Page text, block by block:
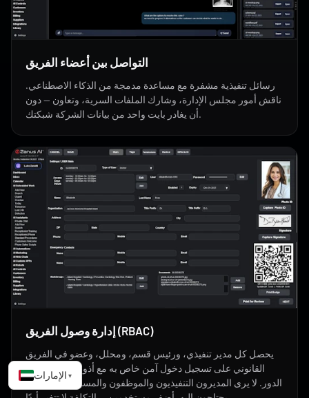
التواصل بين أعضاء الفريق
رسائل تنفيذية مشفرة مع مساعدة مدمجة من الذكاء الاصطناعي.
ناقش أمور مجلس الإدارة، وشارك الملفات السرية، وتعاون — دون
أن يغادر بايت واحد من بيانات الشركة شبكتك.
إدارة وصول الفريق (RBAC)
يحصل كل مدير تنفيذي، ورئيس قسم، ومحلل، وعضو في الفريق
القانوني على تسجيل دخول آمن خاص به مع أذونات قائمة على
الدور. لا يرى المديرون التنفيذيون والموظفون والمسؤولون سوى ما
الإمارات ▾